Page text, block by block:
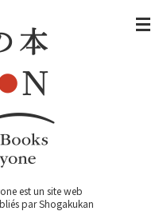
est un site web
par Shogakukan